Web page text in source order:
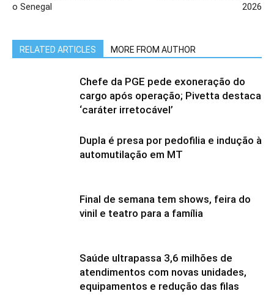
o Senegal
2026
RELATED ARTICLES MORE FROM AUTHOR
Chefe da PGE pede exoneração do
cargo após operação; Pivetta destaca
‘caráter irretocável’
Dupla é presa por pedofilia e indução à
automutilação em MT
Final de semana tem shows, feira do
vinil e teatro para a família
Saúde ultrapassa 3,6 milhões de
atendimentos com novas unidades,
equipamentos e redução das filas